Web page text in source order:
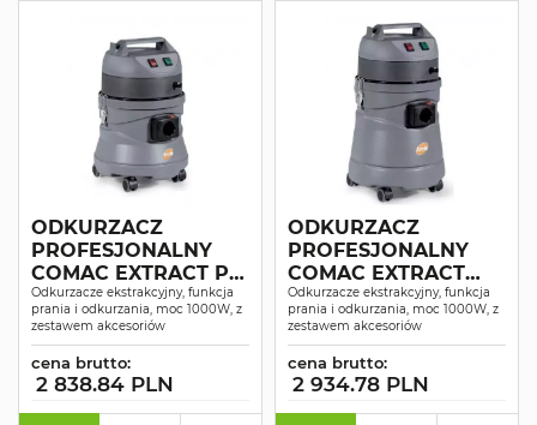
ODKURZACZ
PROFESJONALNY
COMAC EXTRACT P12
SUCHO-MOKRO
Odkurzacze ekstrakcyjny, funkcja
prania i odkurzania, moc 1000W, z
zestawem akcesoriów
cena brutto:
2 838.84 PLN
ODKURZACZ
PROFESJONALNY
COMAC EXTRACT
P25 SUCHO-MOKRO
Odkurzacze ekstrakcyjny, funkcja
prania i odkurzania, moc 1000W, z
zestawem akcesoriów
cena brutto:
2 934.78 PLN